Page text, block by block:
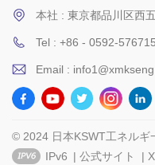
本社 : 東京都品川区西
Tel : +86 - 0592-
Email :
© 2024 日本KSWT工ネルギ
IPv6 | 公式サイト |